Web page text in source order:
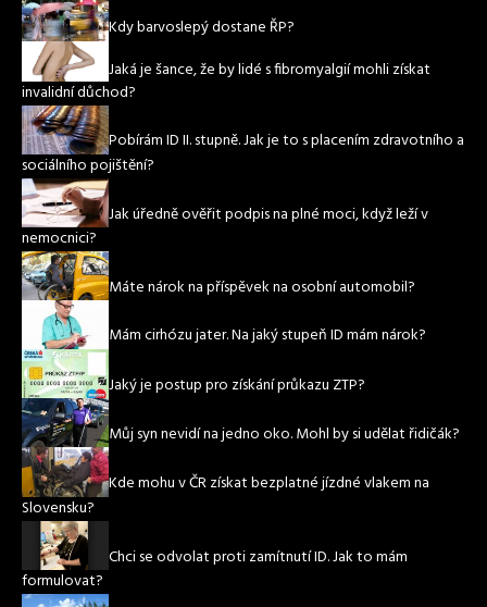
Kdy barvoslepý dostane ŘP?
Jaká je šance, že by lidé s fibromyalgií mohli získat
invalidní důchod?
Pobírám ID II. stupně. Jak je to s placením zdravotního a
sociálního pojištění?
Jak úředně ověřit podpis na plné moci, když leží v
nemocnici?
Máte nárok na příspěvek na osobní automobil?
Mám cirhózu jater. Na jaký stupeň ID mám nárok?
Jaký je postup pro získání průkazu ZTP?
Můj syn nevidí na jedno oko. Mohl by si udělat řidičák?
Kde mohu v ČR získat bezplatné jízdné vlakem na
Slovensku?
Chci se odvolat proti zamítnutí ID. Jak to mám
formulovat?